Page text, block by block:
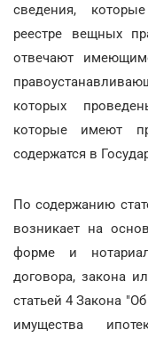
сведения,
реестре вещных
отвечают
которых
которые имеют
содержатся в
По содержанию
возникает на
форме и
договора, закона
статьей 4 Закона
имущества